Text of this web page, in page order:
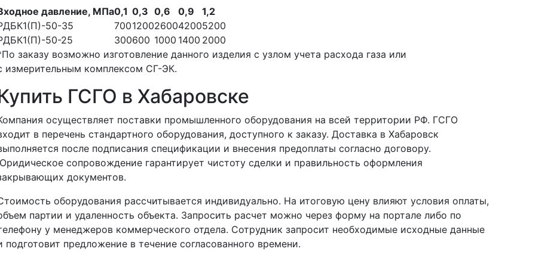
давление, МПа0,1 0,3 0,6 0,9
1,2
50-35
7001200260042005200
50-25
300600 1000 1400 2000
заказу возможно изготовление данного изделия с узлом учета расхода газа или
измерительным комплексом СГ-ЭК.
ГСГО в Хабаровске
осуществляет поставки промышленного оборудования на всей территории РФ. ГСГО
в перечень стандартного оборудования, доступного к заказу. Доставка в Хабаровск
после подписания спецификации и внесения предоплаты согласно договору.
сопровождение гарантирует чистоту сделки и правильность оформления
документов.
оборудования рассчитывается индивидуально. На итоговую цену влияют условия оплаты,
партии и удаленность объекта. Запросить расчет можно через форму на портале либо по
у менеджеров коммерческого отдела. Сотрудник запросит необходимые исходные данные
подготовит предложение в течение согласованного времени.